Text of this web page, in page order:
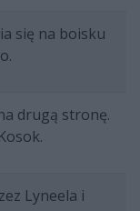
się na boisku
drugą stronę.
Lyneela i